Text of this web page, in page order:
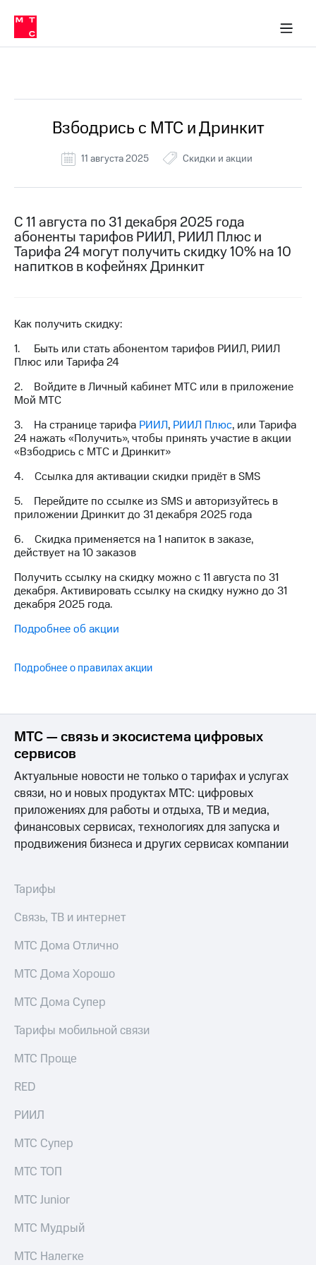
связь
Сервисы и подписки
30% на связь
кабинеты
Мобильная
и
Спутниковое
ТВ
Деньги
связь
Перенести
номер
в МТС
Роуминг
Семейная
группа
Заказать
SIM-
карту
Оформить
SIM-
для
иностранцев
Оформить
чистый
номер
Выбрать
номер
карту
Перейти
на
Для дома
Выберите
и подключите
с выгодным
Интернет,
ТВ и телефон
для дома
Услуги
Акции
Домашний
Домашний
телефон
Перейти
в МТС
со своим
номером
в МТС
Услуги
Роуминг
кабинет
Скачать
приложение
Мой
МТС
на связь
Тарифы
RED,
РИИЛ
и МТС
Супер
дешевле
при
оплате
МТС
Выберите
ТВ
с выгодным
Тарифы
Интернет,
кабинет
интернета
ТВ
Личный
кабинет
спутникового
ТВ
Скачать
Видеонаблюдение
290 ₽/
мес
МТС
Premium
Подписка
другое
Семейная
на тарифы,
общие
подписки
Взбодрись с МТС и Дринкит
11 августа 2025 Скидки и акции
С 11 августа по 31 декабря 2025 года
абоненты тарифов РИИЛ, РИИЛ Плюс и
Тарифа 24 могут получить скидку 10% на 10
напитков в кофейнях Дринкит
Как получить скидку:
1. Быть или стать абонентом тарифов РИИЛ, РИИЛ
Плюс или Тарифа 24
2. Войдите в Личный кабинет МТС или в приложение
Мой МТС
3. На странице тарифа РИИЛ, РИИЛ Плюс, или Тарифа
24 нажать «Получить», чтобы принять участие в акции
«Взбодрись с МТС и Дринкит»
4. Ссылка для активации скидки придёт в SMS
5. Перейдите по ссылке из SMS и авторизуйтесь в
приложении Дринкит до 31 декабря 2025 года
6. Скидка применяется на 1 напиток в заказе,
действует на 10 заказов
Получить ссылку на скидку можно с 11 августа по 31
декабря. Активировать ссылку на скидку нужно до 31
декабря 2025 года.
Подробнее об акции
Подробнее о правилах акции
МТС — связь и экосистема цифровых
сервисов
Актуальные новости не только о тарифах и услугах
связи, но и новых продуктах МТС: цифровых
приложениях для работы и отдыха, ТВ и медиа,
финансовых сервисах, технологиях для запуска и
продвижения бизнеса и других сервисах компании
Тарифы
Связь, ТВ и интернет
МТС Дома Отлично
МТС Дома Хорошо
МТС Дома Супер
Тарифы мобильной связи
МТС Проще
RED
РИИЛ
МТС Супер
МТС ТОП
МТС Junior
МТС Мудрый
МТС Налегке